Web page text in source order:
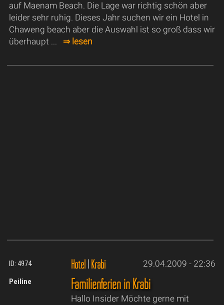
auf Maenam Beach. Die Lage war richtig schön aber
leider sehr ruhig. Dieses Jahr suchen wir ein Hotel in
Chaweng beach aber die Auswahl ist so groß dass wir
überhaupt ... ⇒ lesen
ID: 4974 Hotel|Krabi 29.04.2009 - 22:36
Peiline Familienferien in Krabi
Hallo Insider Möchte gerne mit